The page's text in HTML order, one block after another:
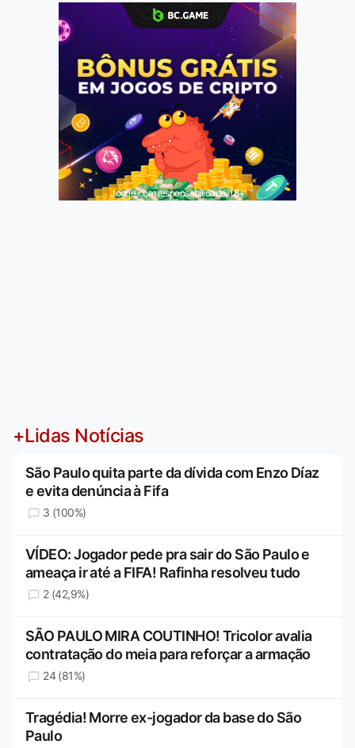
Jogue com responsabilidade. 18+
+Lidas Notícias
São Paulo quita parte da dívida com Enzo Díaz
e evita denúncia à Fifa
3 (100%)
VÍDEO: Jogador pede pra sair do São Paulo e
ameaça ir até a FIFA! Rafinha resolveu tudo
2 (42,9%)
SÃO PAULO MIRA COUTINHO! Tricolor avalia
contratação do meia para reforçar a armação
24 (81%)
Tragédia! Morre ex-jogador da base do São
Paulo